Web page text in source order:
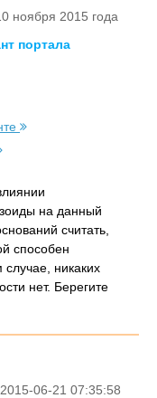
ноября 2015 года
портала
на данный
считать,
способен
никаких
нет. Берегите
2015-06-21 07:35:58